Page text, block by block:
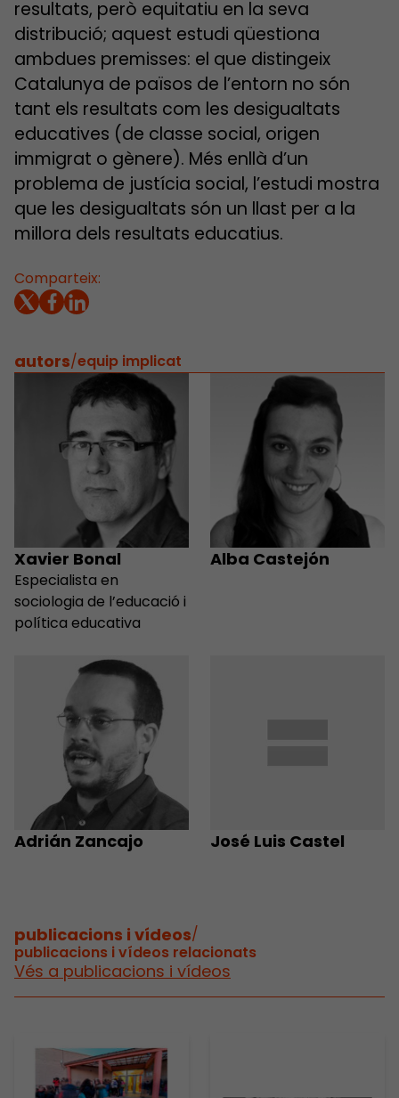
Comparteix:
resultats, però equitatiu en la seva
distribució; aquest estudi qüestiona
ambdues premisses: el que distingeix
Catalunya de països de l’entorn no són
tant els resultats com les desigualtats
educatives (de classe social, origen
immigrat o gènere). Més enllà d’un
problema de justícia social, l’estudi mostra
que les desigualtats són un llast per a la
millora dels resultats educatius.
autors/equip implicat
Xavier Bonal
Especialista en
sociologia de l’educació i
política educativa
Alba Castejón
Adrián Zancajo José Luis Castel
publicacions i vídeos/
publicacions i vídeos relacionats
Vés a publicacions i vídeos